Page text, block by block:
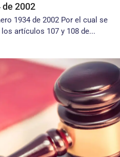
de 2002
1934 de 2002 Por el cual se
artículos 107 y 108 de...